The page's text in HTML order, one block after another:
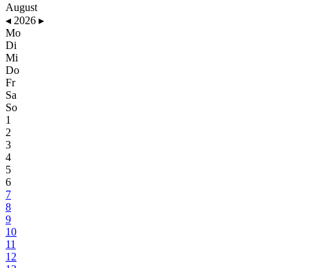
August
◂ 2026 ▸
Mo
Di
Mi
Do
Fr
Sa
So
1
2
3
4
5
6
7
8
9
10
11
12